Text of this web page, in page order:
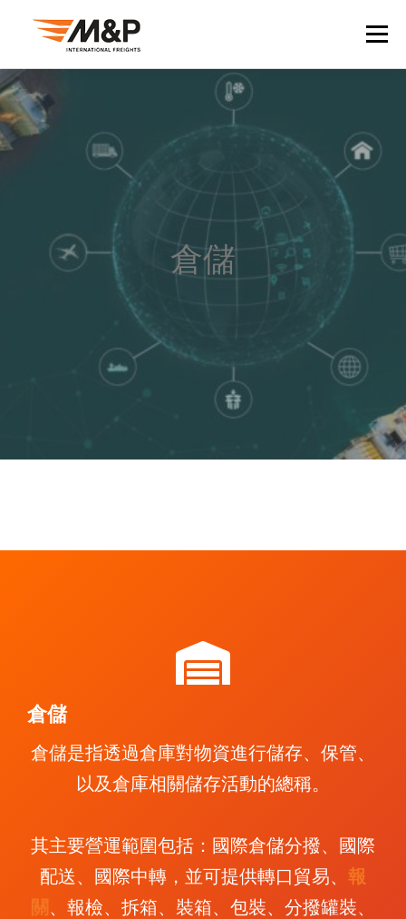
Menu
關於我們 貨運承攬
轉運
倉儲
倉儲
倉儲是指透過倉庫對物資進行儲存、保管、
以及倉庫相關儲存活動的總稱。
其主要營運範圍包括：國際倉儲分撥、國際
配送、國際中轉，並可提供轉口貿易、 報
關、報檢、拆箱、裝箱、包裝、分撥罐裝、